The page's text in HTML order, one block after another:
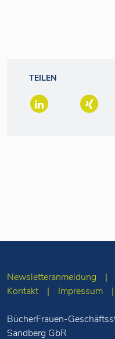
TEILEN
Newsletteranmeldung
Kontakt
Impressum
BücherFrauen-
Sandberg GbR